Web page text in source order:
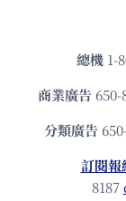
總機 1-
商業廣告 650-
分類廣告
訂閱報
8187